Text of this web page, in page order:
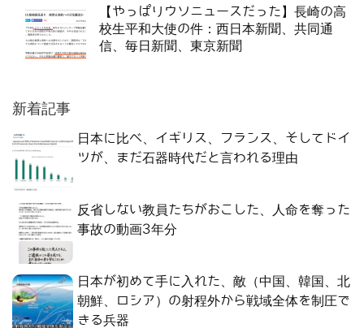
【やっぱりウソニュースだった】長崎の高
校生平和大使の件：西日本新聞、共同通
信、毎日新聞、東京新聞
新着記事
日本に比べ、イギリス、フランス、そしてドイ
ツが、まだ石器時代だと言われる理由
反省しない教員たちがおこした、人命を奪った
事故の動画3年分
日本が初めて手に入れた、敵（中国、韓国、北
朝鮮、ロシア）の射程外から戦域全体を制圧で
きる兵器